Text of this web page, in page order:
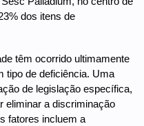
dos itens de
têm ocorrido ultimamente
tipo de deficiência. Uma
de legislação específica,
eliminar a discriminação
fatores incluem a